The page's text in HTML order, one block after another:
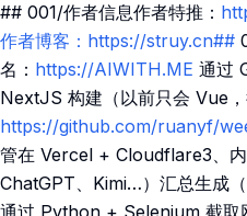
## 001/作者信息作者特推：
作者博客：https://struy.cn##
名： https://AIWITH.ME 通过
NextJS 构建（以前只会 Vue，
https://github.com/ruanyf/
管在 Vercel + Cloudflare3、
ChatGPT、Kimi…）汇总生成
通过 Python + Selenium 截取